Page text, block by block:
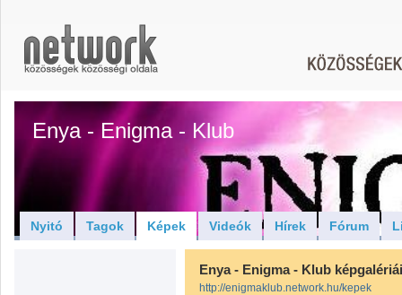
Enya - Enigma - Klub
Nyitó Tagok Képek Videók Hírek Fórum
Enya - Enigma - Klub képgalériái
http://enigmaklub.network.hu/kepek